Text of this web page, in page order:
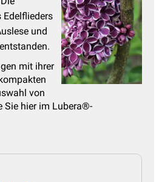
Edelflieders
und
mit ihrer
von
Sie hier im Lubera®-